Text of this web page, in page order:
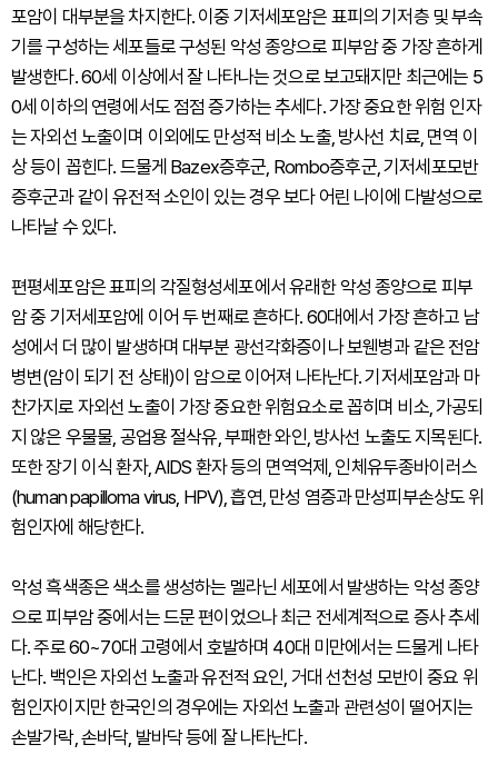
포암이 대부분을 차지한다. 이중 기저세포암은 표피의 기저층 및 부속
기를 구성하는 세포들로 구성된 악성 종양으로 피부암 중 가장 흔하게
발생한다. 60세 이상에서 잘 나타나는 것으로 보고돼지만 최근에는 5
0세 이하의 연령에서도 점점 증가하는 추세다. 가장 중요한 위험 인자
는 자외선 노출이며 이외에도 만성적 비소 노출, 방사선 치료, 면역 이
상 등이 꼽힌다. 드물게 Bazex증후군, Rombo증후군, 기저세포모반
증후군과 같이 유전적 소인이 있는 경우 보다 어린 나이에 다발성으로
나타날 수 있다.
편평세포암은 표피의 각질형성세포에서 유래한 악성 종양으로 피부
암 중 기저세포암에 이어 두 번째로 흔하다. 60대에서 가장 흔하고 남
성에서 더 많이 발생하며 대부분 광선각화증이나 보웬병과 같은 전암
병변(암이 되기 전 상태)이 암으로 이어져 나타난다. 기저세포암과 마
찬가지로 자외선 노출이 가장 중요한 위험요소로 꼽히며 비소, 가공되
지 않은 우물물, 공업용 절삭유, 부패한 와인, 방사선 노출도 지목된다.
또한 장기 이식 환자, AIDS 환자 등의 면역억제, 인체유두종바이러스
(human papilloma virus, HPV), 흡연, 만성 염증과 만성피부손상도 위
험인자에 해당한다.
악성 흑색종은 색소를 생성하는 멜라닌 세포에서 발생하는 악성 종양
으로 피부암 중에서는 드문 편이었으나 최근 전세계적으로 증사 추세
다. 주로 60~70대 고령에서 호발하며 40대 미만에서는 드물게 나타
난다. 백인은 자외선 노출과 유전적 요인, 거대 선천성 모반이 중요 위
험인자이지만 한국인의 경우에는 자외선 노출과 관련성이 떨어지는
손발가락, 손바닥, 발바닥 등에 잘 나타난다.